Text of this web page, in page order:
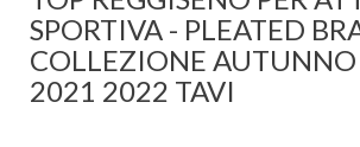
SPORTIVA - PLEATED
COLLEZIONE
2021 2022 TAVI